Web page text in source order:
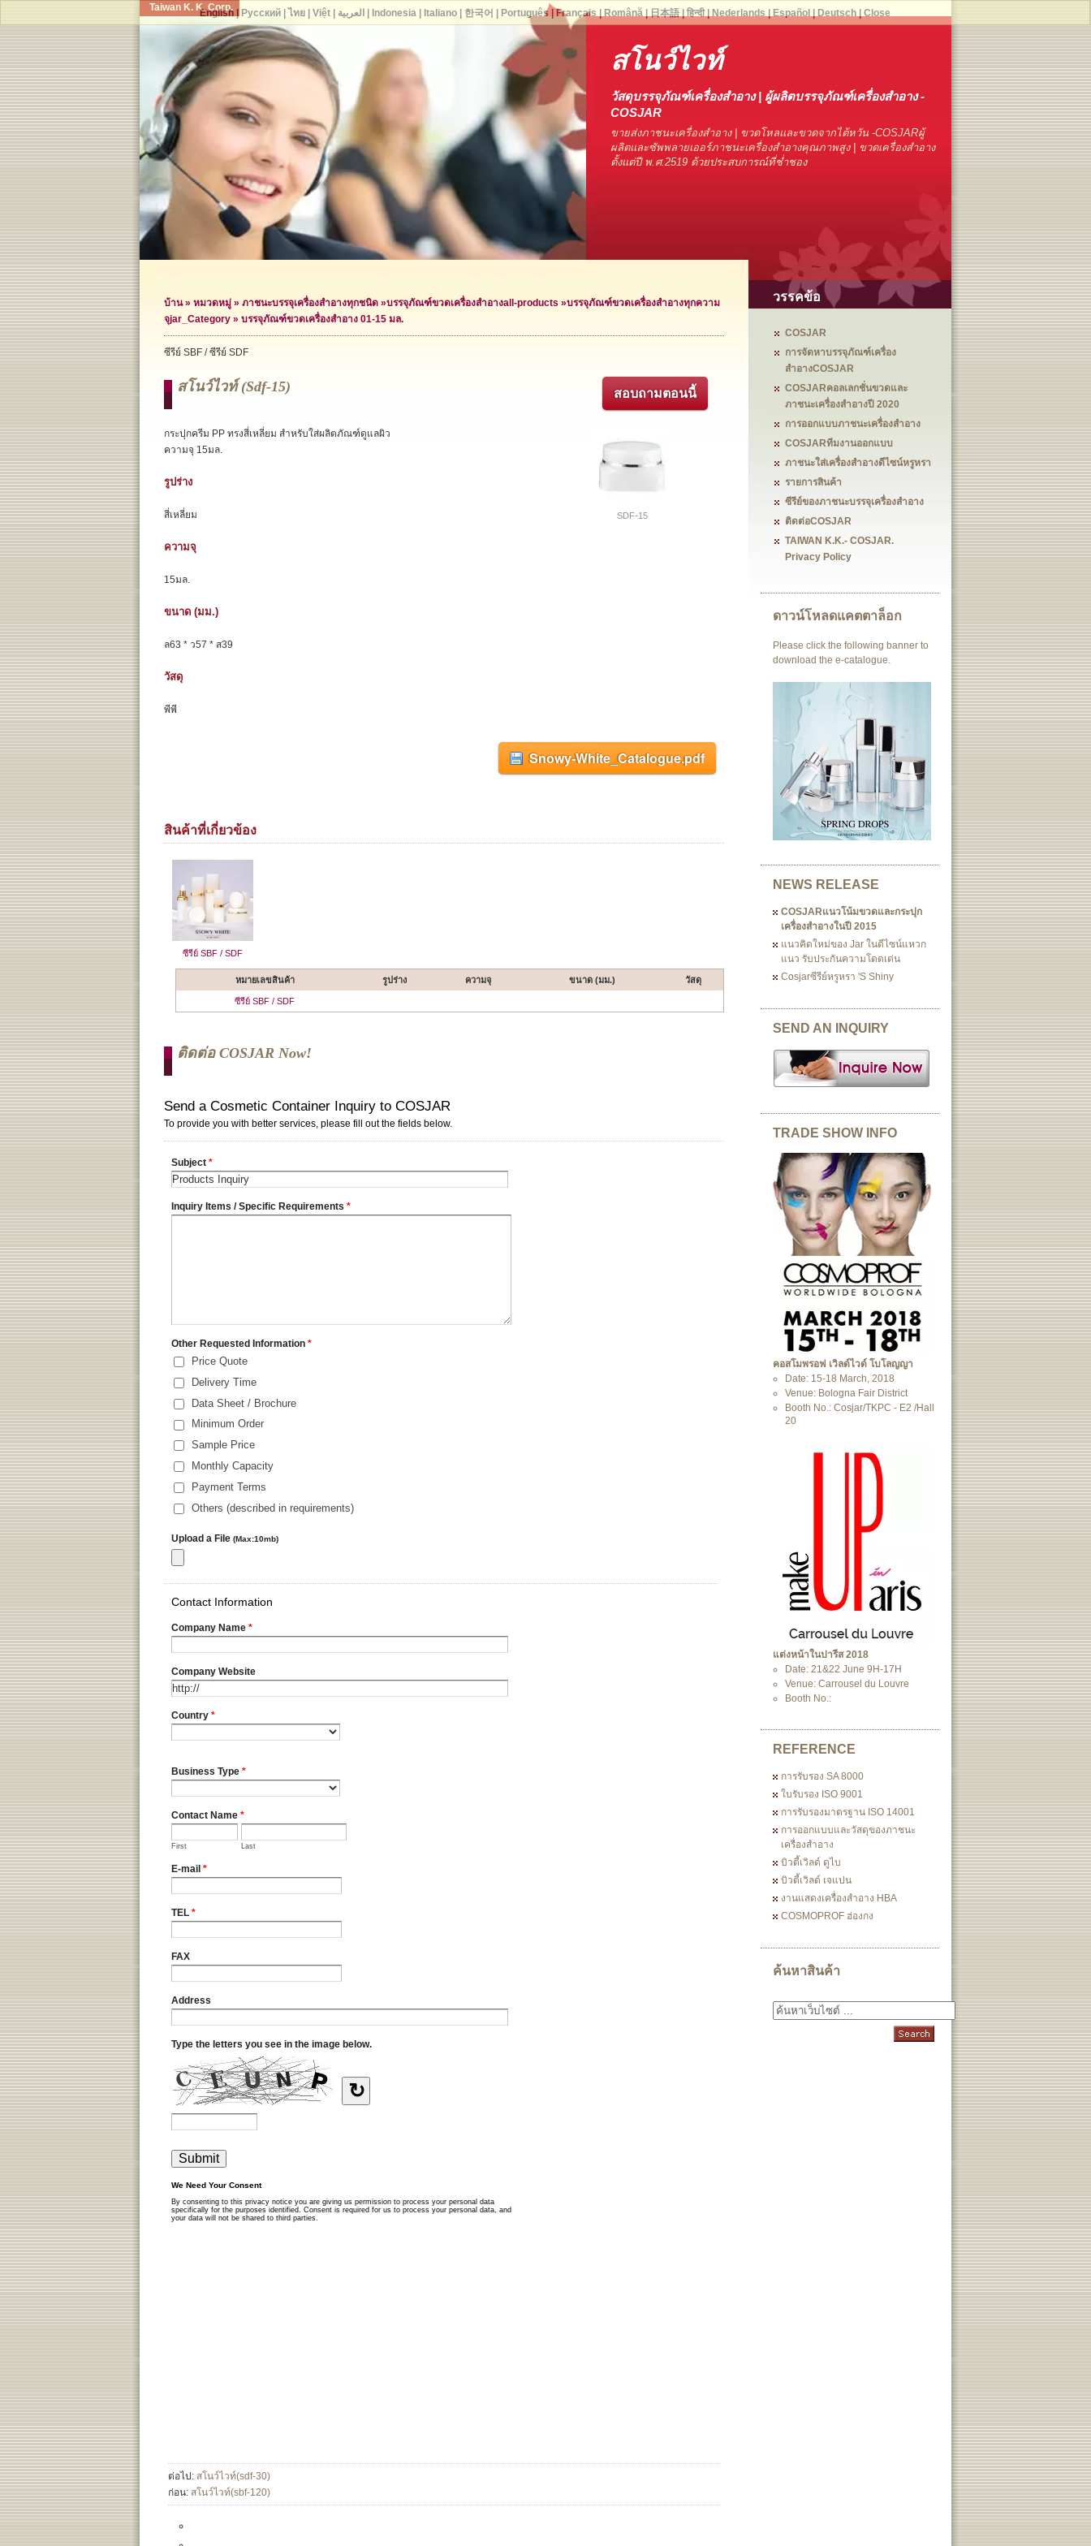
Taiwan K. K. Corp.
สโนว์ไวท์
วัสดุบรรจุภัณฑ์เครื่องสำอาง | ผู้ผลิตบรรจุภัณฑ์เครื่องสำอาง -
COSJAR
ขายส่งภาชนะเครื่องสำอาง | ขวดโหลและขวดจากไต้หวัน -COSJARผู้
ผลิตและซัพพลายเออร์ภาชนะเครื่องสำอางคุณภาพสูง | ขวดเครื่องสำอาง
ตั้งแต่ปี พ.ศ.2519 ด้วยประสบการณ์ที่ช่ำชอง
บ้าน» หมวดหมู่ » ภาชนะบรรจุเครื่องสำอางทุกชนิด »บรรจุภัณฑ์ขวดเครื่องสำอางall-products »บรรจุภัณฑ์ขวดเครื่องสำอางทุกความ
จุjar_Category » บรรจุภัณฑ์ขวดเครื่องสำอาง 01-15 มล.
ซีรีย์ SBF / ซีรีย์ SDF
สอบถามตอนนี้
สโนว์ไวท์ (sdf-15)
SDF-15
กระปุกครีม PP ทรงสี่เหลี่ยม สำหรับใส่ผลิตภัณฑ์ดูแลผิว
ความจุ 15มล.
รูปร่าง
สี่เหลี่ยม
ความจุ
15มล.
ขนาด (มม.)
ล63 * ว57 * ส39
วัสดุ
พีพี
Snowy-White_Catalogue.pdf
สินค้าที่เกี่ยวข้อง
ซีรีย์ SBF / SDF
หมายเลขสินค้า รูปร่าง ความจุ ขนาด (มม.) วัสดุ
ซีรีย์ SBF / SDF
ติดต่อ COSJAR Now!
ต่อไป: สโนว์ไวท์(sdf-30)
ก่อน: สโนว์ไวท์(sbf-120)
วรรคข้อ
COSJAR
การจัดหาบรรจุภัณฑ์เครื่อง
สำอางCOSJAR
COSJARคอลเลกชั่นขวดและ
ภาชนะเครื่องสำอางปี 2020
การออกแบบภาชนะเครื่องสำอาง
COSJARทีมงานออกแบบ
ภาชนะใส่เครื่องสำอางดีไซน์หรูหรา
รายการสินค้า
ซีรีย์ของภาชนะบรรจุเครื่องสำอาง
ติดต่อCOSJAR
TAIWAN K.K.- COSJAR.
Privacy Policy
ดาวน์โหลดแคตตาล็อก
Please click the following banner to
download the e-catalogue.
NEWS RELEASE
COSJARแนวโน้มขวดและกระปุก
เครื่องสำอางในปี 2015
แนวคิดใหม่ของ Jar ในดีไซน์แหวก
แนว รับประกันความโดดเด่น
Cosjarซีรีย์หรูหรา 's Shiny
SEND AN INQUIRY
TRADE SHOW INFO
คอสโมพรอฟ เวิลด์ไวด์ โบโลญญา
Date: 15-18 March, 2018
Venue: Bologna Fair District
Booth No.: Cosjar/TKPC - E2 /Hall
20
แต่งหน้าในปารีส 2018
Date: 21&22 June 9H-17H
Venue: Carrousel du Louvre
Booth No.:
REFERENCE
การรับรอง SA 8000
ใบรับรอง ISO 9001
การรับรองมาตรฐาน ISO 14001
การออกแบบและวัสดุของภาชนะ
เครื่องสำอาง
บิวตี้เวิลด์ ดูไบ
บิวตี้เวิลด์ เจแปน
งานแสดงเครื่องสำอาง HBA
COSMOPROF ฮ่องกง
ค้นหาสินค้า
English| Русский| ไทย| Việt| العربية Indonesia| Italiano| 한국어 Português Français Română| 日本語| हिन्दी| Nederlands Español Deutsch| Close